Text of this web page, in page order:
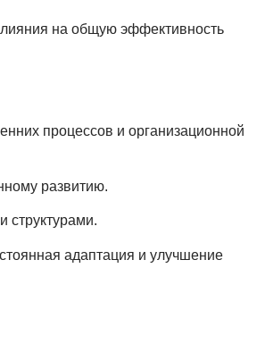
на общую эффективность
процессов и организационной
развитию.
адаптация и улучшение